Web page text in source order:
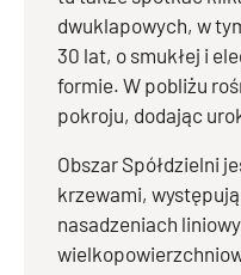
dwuklapowych, w
30 lat, o smukłej i
formie. W pobliżu
pokroju, dodając
Obszar Spółdzielni
krzewami,
nasadzeniach